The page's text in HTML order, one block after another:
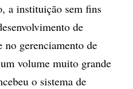
a instituição sem fins
de
no gerenciamento de
volume muito grande
o sistema de